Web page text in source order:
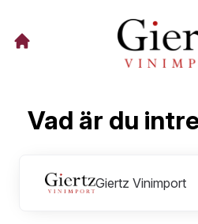
Vad är du
Giertz Vinimport